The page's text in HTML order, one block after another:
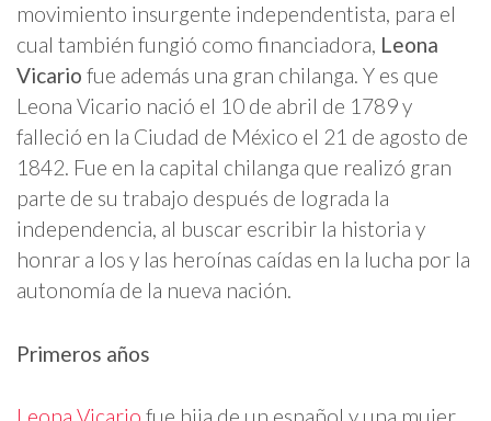
movimiento insurgente independentista, para el
cual también fungió como financiadora, Leona
Vicario fue además una gran chilanga. Y es que
Leona Vicario nació el 10 de abril de 1789 y
falleció en la Ciudad de México el 21 de agosto de
1842. Fue en la capital chilanga que realizó gran
parte de su trabajo después de lograda la
independencia, al buscar escribir la historia y
honrar a los y las heroínas caídas en la lucha por la
autonomía de la nueva nación.
Primeros años
Leona Vicario fue hija de un español y una mujer